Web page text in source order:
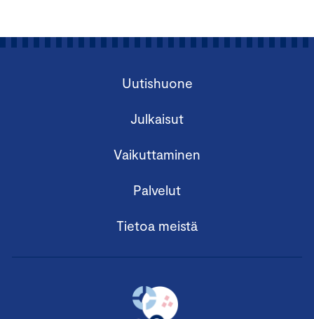
Uutishuone
Julkaisut
Vaikuttaminen
Palvelut
Tietoa meistä